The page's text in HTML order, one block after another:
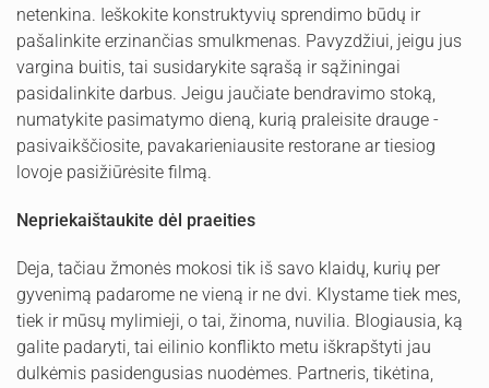
netenkina. Ieškokite konstruktyvių sprendimo būdų ir
pašalinkite erzinančias smulkmenas. Pavyzdžiui, jeigu jus
vargina buitis, tai susidarykite sąrašą ir sąžiningai
pasidalinkite darbus. Jeigu jaučiate bendravimo stoką,
numatykite pasimatymo dieną, kurią praleisite drauge -
pasivaikščiosite, pavakarieniausite restorane ar tiesiog
lovoje pasižiūrėsite filmą.
Nepriekaištaukite dėl praeities
Deja, tačiau žmonės mokosi tik iš savo klaidų, kurių per
gyvenimą padarome ne vieną ir ne dvi. Klystame tiek mes,
tiek ir mūsų mylimieji, o tai, žinoma, nuvilia. Blogiausia, ką
galite padaryti, tai eilinio konflikto metu iškrapštyti jau
dulkėmis pasidengusias nuodėmes. Partneris, tikėtina,